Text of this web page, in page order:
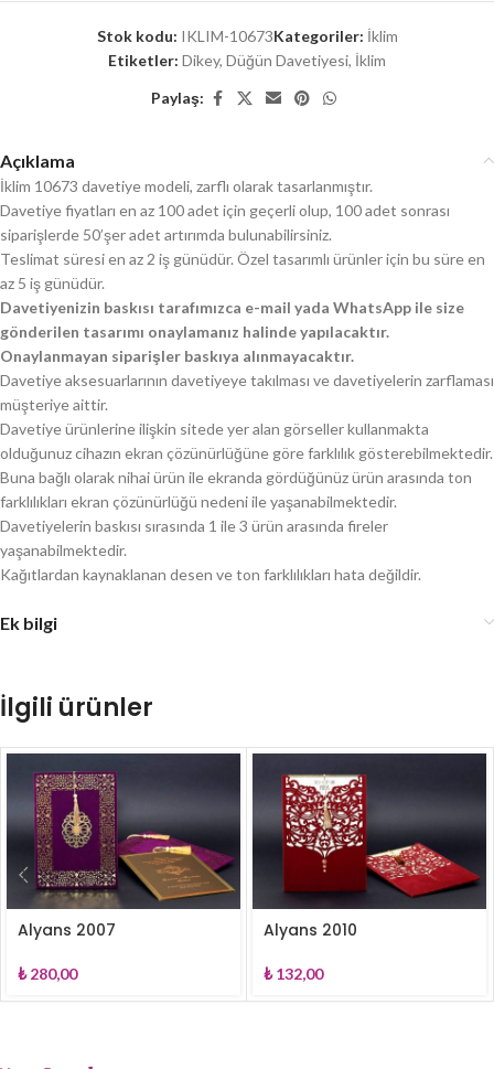
Stok kodu: IKLIM-10673Kategoriler: İklim
Etiketler: Dikey, Düğün Davetiyesi, İklim
Paylaş:
Açıklama
İklim 10673 davetiye modeli, zarflı olarak tasarlanmıştır.
Davetiye fiyatları en az 100 adet için geçerli olup, 100 adet sonrası
siparişlerde 50’şer adet artırımda bulunabilirsiniz.
Teslimat süresi en az 2 iş günüdür. Özel tasarımlı ürünler için bu süre en
az 5 iş günüdür.
Davetiyenizin baskısı tarafımızca e-mail yada WhatsApp ile size
gönderilen tasarımı onaylamanız halinde yapılacaktır.
Onaylanmayan siparişler baskıya alınmayacaktır.
Davetiye aksesuarlarının davetiyeye takılması ve davetiyelerin zarflaması
müşteriye aittir.
Davetiye ürünlerine ilişkin sitede yer alan görseller kullanmakta
olduğunuz cihazın ekran çözünürlüğüne göre farklılık gösterebilmektedir.
Buna bağlı olarak nihai ürün ile ekranda gördüğünüz ürün arasında ton
farklılıkları ekran çözünürlüğü nedeni ile yaşanabilmektedir.
Davetiyelerin baskısı sırasında 1 ile 3 ürün arasında fireler
yaşanabilmektedir.
Kağıtlardan kaynaklanan desen ve ton farklılıkları hata değildir.
Ek bilgi
İlgili ürünler
Alyans 2007
₺280,00
Alyans 2010
₺132,00